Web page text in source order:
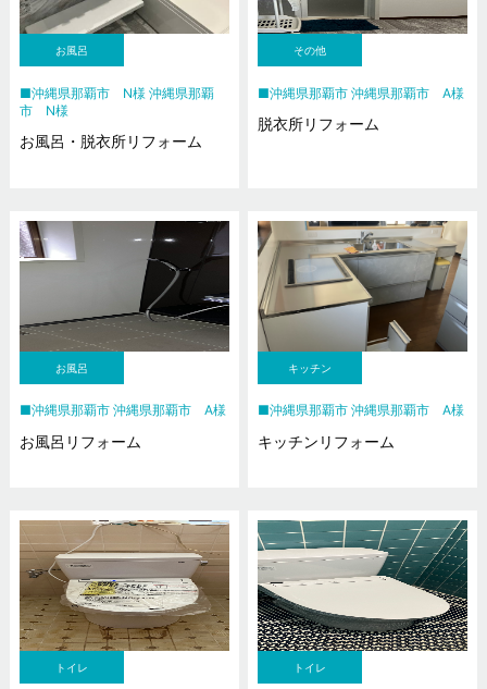
お風呂
沖縄県那覇市 N様 沖縄県那覇
市 N様
お風呂・脱衣所リフォーム
その他
沖縄県那覇市 沖縄県那覇市 A様
脱衣所リフォーム
お風呂
沖縄県那覇市 沖縄県那覇市 A様
お風呂リフォーム
キッチン
沖縄県那覇市 沖縄県那覇市 A様
キッチンリフォーム
トイレ トイレ